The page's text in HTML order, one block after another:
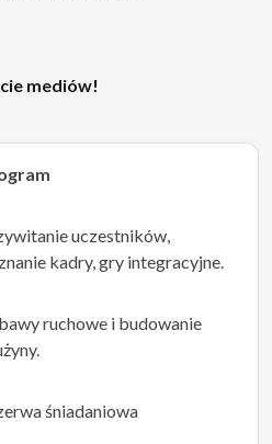
mediów!
uczestników,
kadry, gry integracyjne.
ruchowe i budowanie
śniadaniowa